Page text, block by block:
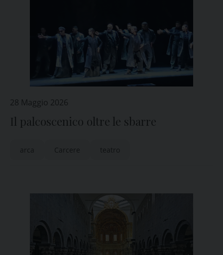
28 Maggio 2026
Il palcoscenico oltre le sbarre
arca Carcere teatro